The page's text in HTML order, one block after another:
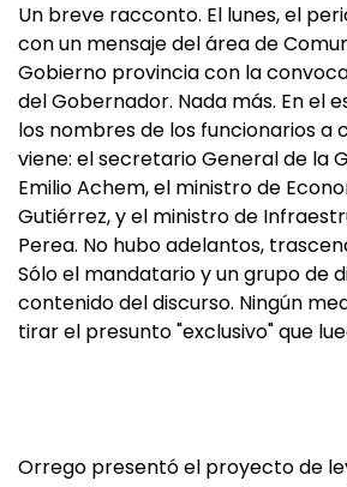
Un breve racconto. El lunes, el
con un mensaje del área de
Gobierno provincia con la
del Gobernador. Nada más. En el
los nombres de los funcionarios a
viene: el secretario General de la
Emilio Achem, el ministro de
Gutiérrez, y el ministro de
Perea. No hubo adelantos,
Sólo el mandatario y un grupo de
contenido del discurso. Ningún
tirar el presunto "exclusivo" que
Orrego presentó el proyecto de